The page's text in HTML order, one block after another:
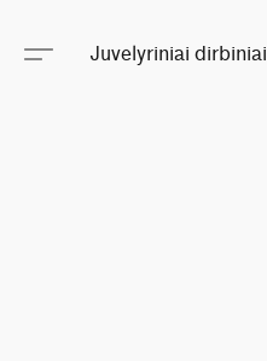
Juvelyriniai dirbiniai